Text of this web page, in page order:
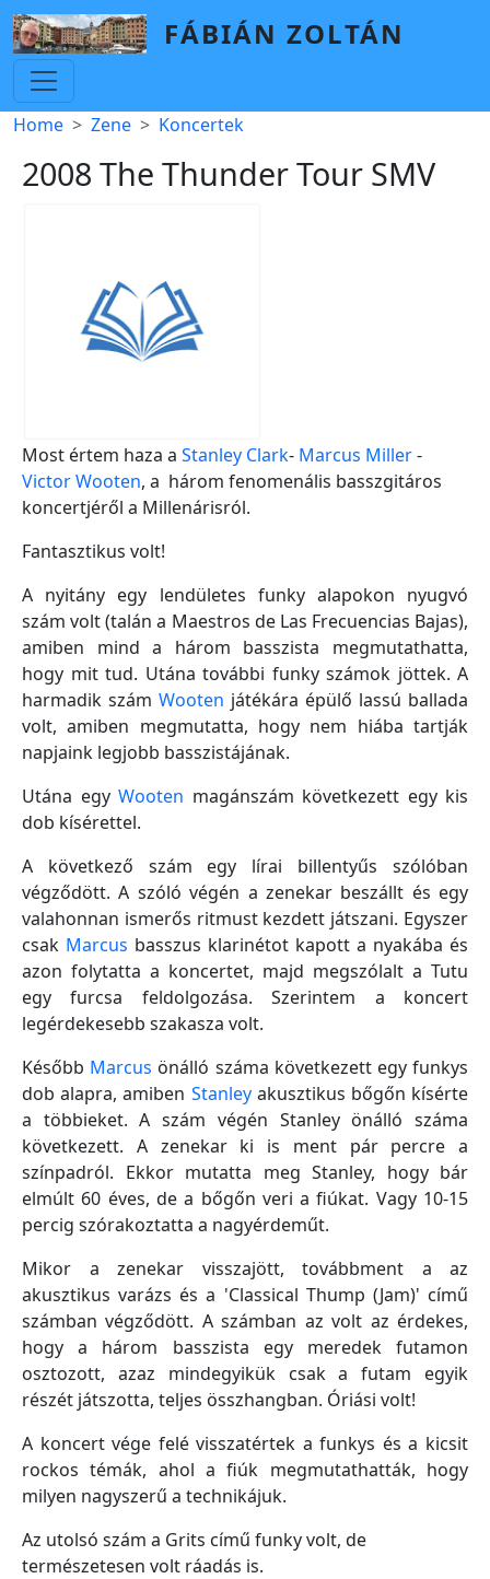
Skip to main content
FÁBIÁN ZOLTÁN
Breadcrumb
Home Zene Koncertek
2008 The Thunder Tour SMV
Most értem haza a Stanley Clark- Marcus Miller-
Victor Wooten, a három fenomenális basszgitáros
koncertjéről a Millenárisról.
Fantasztikus volt!
A nyitány egy lendületes funky alapokon nyugvó
szám volt (talán a Maestros de Las Frecuencias Bajas),
amiben mind a három basszista megmutathatta,
hogy mit tud. Utána további funky számok jöttek. A
harmadik szám Wooten játékára épülő lassú ballada
volt, amiben megmutatta, hogy nem hiába tartják
napjaink legjobb basszistájának.
Utána egy Wooten magánszám következett egy kis
dob kísérettel.
A következő szám egy lírai billentyűs szólóban
végződött. A szóló végén a zenekar beszállt és egy
valahonnan ismerős ritmust kezdett játszani. Egyszer
csak Marcus basszus klarinétot kapott a nyakába és
azon folytatta a koncertet, majd megszólalt a Tutu
egy furcsa feldolgozása. Szerintem a koncert
legérdekesebb szakasza volt.
Később Marcus önálló száma következett egy funkys
dob alapra, amiben Stanleyakusztikus bőgőn kísérte
a többieket. A szám végén Stanley önálló száma
következett. A zenekar ki is ment pár percre a
színpadról. Ekkor mutatta meg Stanley, hogy bár
elmúlt 60 éves, de a bőgőn veri a fiúkat. Vagy 10-15
percig szórakoztatta a nagyérdeműt.
Mikor a zenekar visszajött, továbbment a az
akusztikus varázs és a 'Classical Thump (Jam)' című
számban végződött. A számban az volt az érdekes,
hogy a három basszista egy meredek futamon
osztozott, azaz mindegyikük csak a futam egyik
részét játszotta, teljes összhangban. Óriási volt!
A koncert vége felé visszatértek a funkys és a kicsit
rockos témák, ahol a fiúk megmutathatták, hogy
milyen nagyszerű a technikájuk.
Az utolsó szám a Grits című funky volt, de
természetesen volt ráadás is.